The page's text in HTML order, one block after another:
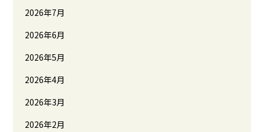
2026年7月
2026年6月
2026年5月
2026年4月
2026年3月
2026年2月